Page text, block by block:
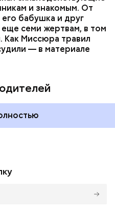
и знакомым. От
его бабушка и друг
семи жертвам, в том
Как Миссюра травил
— в материале